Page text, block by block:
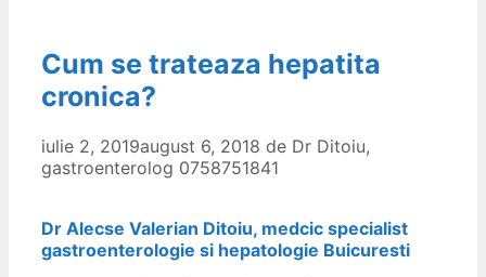
Cum se trateaza hepatita
cronica?
iulie 2, 2019august 6, 2018 de Dr Ditoiu,
gastroenterolog 0758751841
Dr Alecse Valerian Ditoiu, medcic specialist
gastroenterologie si hepatologie Buicuresti